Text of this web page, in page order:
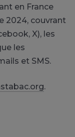
en France
2024, couvrant
X), les
les
et SMS.
.